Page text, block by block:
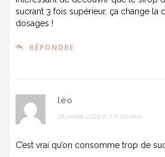
sucrant 3 fois supérieur, ça change la
dosages !
RÉPONDRE
léo
18 juillet 2024 à 0 h 20 min
C’est vrai qu’on consomme trop de